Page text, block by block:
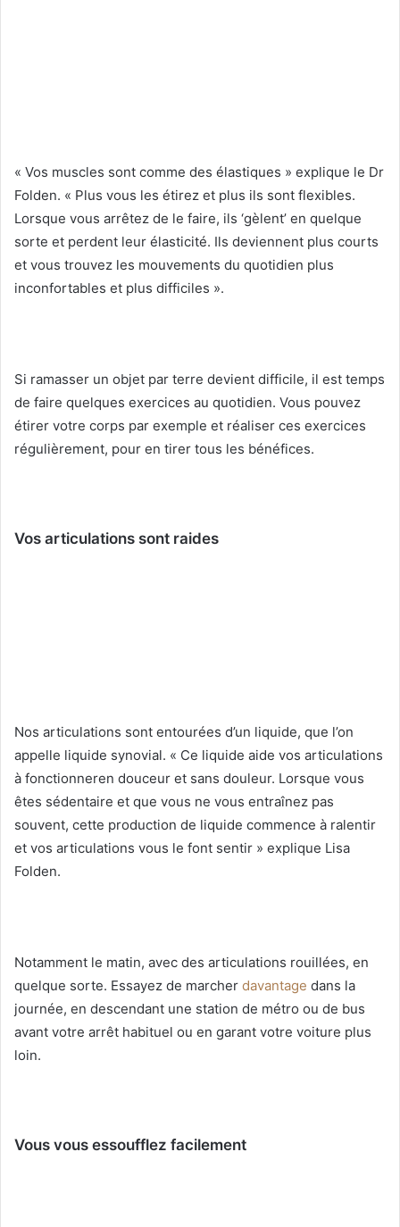
« Vos muscles sont comme des élastiques » explique le Dr
Folden. « Plus vous les étirez et plus ils sont flexibles.
Lorsque vous arrêtez de le faire, ils ‘gèlent’ en quelque
sorte et perdent leur élasticité. Ils deviennent plus courts
et vous trouvez les mouvements du quotidien plus
inconfortables et plus difficiles ».
Si ramasser un objet par terre devient difficile, il est temps
de faire quelques exercices au quotidien. Vous pouvez
étirer votre corps par exemple et réaliser ces exercices
régulièrement, pour en tirer tous les bénéfices.
Vos articulations sont raides
Nos articulations sont entourées d’un liquide, que l’on
appelle liquide synovial. « Ce liquide aide vos articulations
à fonctionneren douceur et sans douleur. Lorsque vous
êtes sédentaire et que vous ne vous entraînez pas
souvent, cette production de liquide commence à ralentir
et vos articulations vous le font sentir » explique Lisa
Folden.
Notamment le matin, avec des articulations rouillées, en
quelque sorte. Essayez de marcher davantage dans la
journée, en descendant une station de métro ou de bus
avant votre arrêt habituel ou en garant votre voiture plus
loin.
Vous vous essoufflez facilement